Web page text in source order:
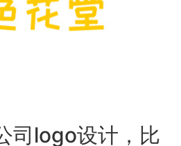
司logo设计，比